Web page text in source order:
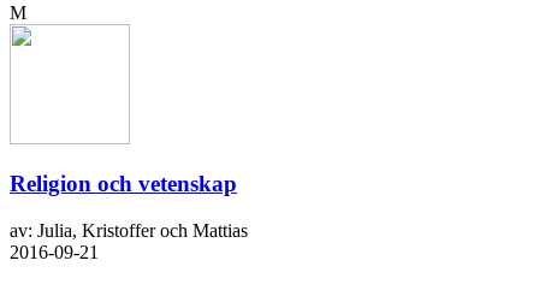
M
Religion och vetenskap
av: Julia, Kristoffer och Mattias
2016-09-21